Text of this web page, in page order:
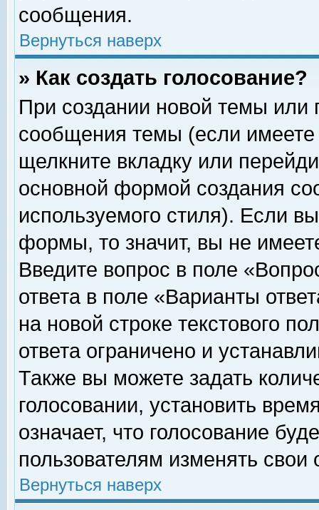
сообщения.
Вернуться наверх
» Как создать голосование?
При создании новой темы или
сообщения темы (если
щелкните вкладку или
основной формой создания
используемого стиля). Если
формы, то значит, вы не
Введите вопрос в поле
ответа в поле «Варианты
на новой строке текстового
ответа ограничено и
Также вы можете задать
голосовании, установить
означает, что голосование
пользователям изменять свои
Вернуться наверх